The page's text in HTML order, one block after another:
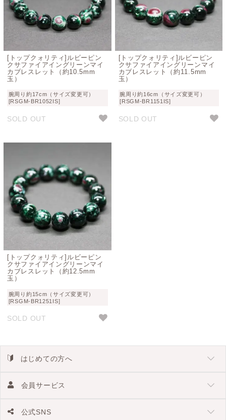
[トップクォリティ]ルビーピン
クサファイアイングリーンマイ
カブレスレット（約10.5mm
玉）
腕周り約17cm（サイズ変更可）
[RSGM-BR1052IS]
SOLD OUT
[トップクォリティ]ルビーピン
クサファイアイングリーンマイ
カブレスレット（約11.5mm
玉）
腕周り約16cm（サイズ変更可）
[RSGM-BR1151IS]
SOLD OUT
[トップクォリティ]ルビーピン
クサファイアイングリーンマイ
カブレスレット（約12.5mm
玉）
腕周り約15cm（サイズ変更可）
[RSGM-BR1251IS]
SOLD OUT
はじめての方へ
会員サービス
公式SNS